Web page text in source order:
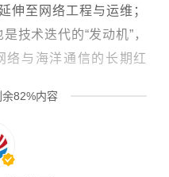
伸至网络工程与运维；
技术迭代的“发动机”，
络与海洋通信的长期红
82%内容